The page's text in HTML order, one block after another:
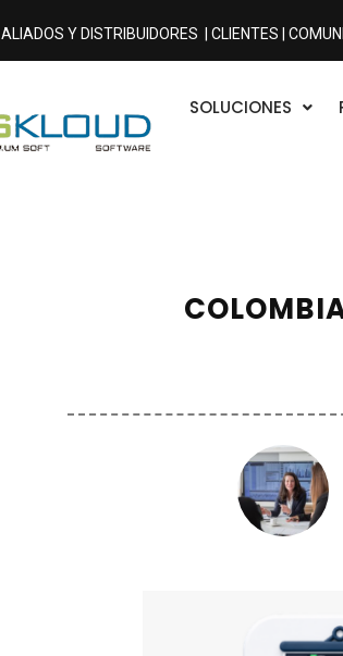
| ALIADOS Y DISTRIBUIDORES | CLIENTES |
SOLUCIONES